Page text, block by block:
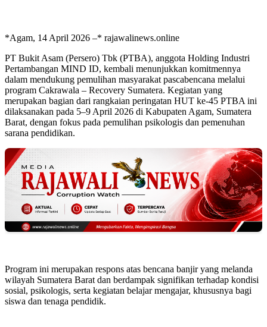
*Agam, 14 April 2026 –* rajawalinews.online
PT Bukit Asam (Persero) Tbk (PTBA), anggota Holding Industri
Pertambangan MIND ID, kembali menunjukkan komitmennya
dalam mendukung pemulihan masyarakat pascabencana melalui
program Cakrawala – Recovery Sumatera. Kegiatan yang
merupakan bagian dari rangkaian peringatan HUT ke-45 PTBA ini
dilaksanakan pada 5–9 April 2026 di Kabupaten Agam, Sumatera
Barat, dengan fokus pada pemulihan psikologis dan pemenuhan
sarana pendidikan.
Program ini merupakan respons atas bencana banjir yang melanda
wilayah Sumatera Barat dan berdampak signifikan terhadap kondisi
sosial, psikologis, serta kegiatan belajar mengajar, khususnya bagi
siswa dan tenaga pendidik.